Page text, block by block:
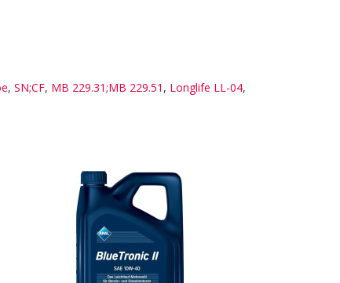
, SN;CF, МВ 229.31;МВ 229.51 , Longlife LL-04,